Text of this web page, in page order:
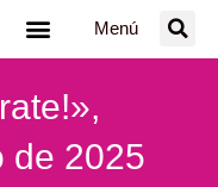
Menú
de 2025